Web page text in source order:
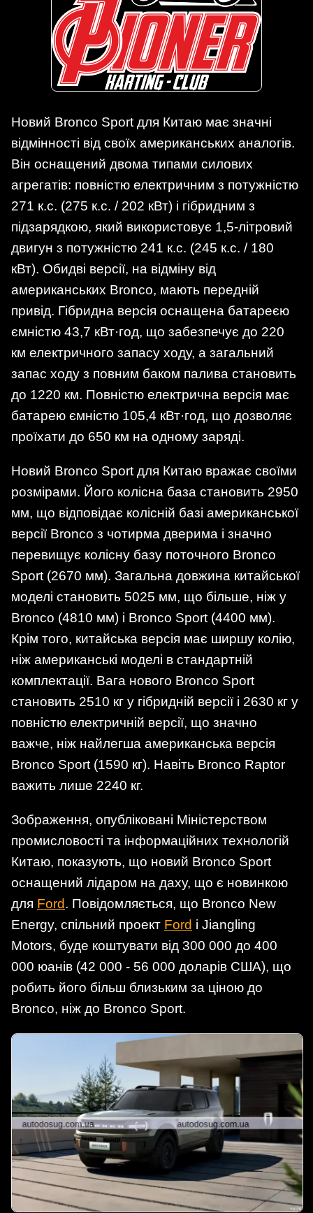
Новий Bronco Sport для Китаю має значні
відмінності від своїх американських аналогів.
Він оснащений двома типами силових
агрегатів: повністю електричним з потужністю
271 к.с. (275 к.с. / 202 кВт) і гібридним з
підзарядкою, який використовує 1,5-літровий
двигун з потужністю 241 к.с. (245 к.с. / 180
кВт). Обидві версії, на відміну від
американських Bronco, мають передній
привід. Гібридна версія оснащена батареєю
ємністю 43,7 кВт·год, що забезпечує до 220
км електричного запасу ходу, а загальний
запас ходу з повним баком палива становить
до 1220 км. Повністю електрична версія має
батарею ємністю 105,4 кВт·год, що дозволяє
проїхати до 650 км на одному заряді.
Новий Bronco Sport для Китаю вражає своїми
розмірами. Його колісна база становить 2950
мм, що відповідає колісній базі американської
версії Bronco з чотирма дверима і значно
перевищує колісну базу поточного Bronco
Sport (2670 мм). Загальна довжина китайської
моделі становить 5025 мм, що більше, ніж у
Bronco (4810 мм) і Bronco Sport (4400 мм).
Крім того, китайська версія має ширшу колію,
ніж американські моделі в стандартній
комплектації. Вага нового Bronco Sport
становить 2510 кг у гібридній версії і 2630 кг у
повністю електричній версії, що значно
важче, ніж найлегша американська версія
Bronco Sport (1590 кг). Навіть Bronco Raptor
важить лише 2240 кг.
Зображення, опубліковані Міністерством
промисловості та інформаційних технологій
Китаю, показують, що новий Bronco Sport
оснащений лідаром на даху, що є новинкою
для Ford. Повідомляється, що Bronco New
Energy, спільний проект Ford і Jiangling
Motors, буде коштувати від 300 000 до 400
000 юанів (42 000 - 56 000 доларів США), що
робить його більш близьким за ціною до
Bronco, ніж до Bronco Sport.